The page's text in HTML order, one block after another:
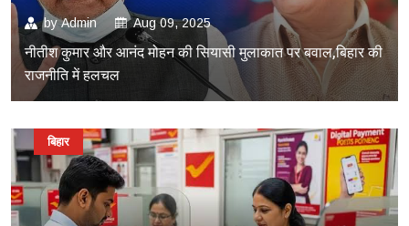
byAdmin Aug 09, 2025
नीतीश कुमार और आनंद मोहन की सियासी मुलाकात पर बवाल,बिहार की
राजनीति में हलचल
बिहार